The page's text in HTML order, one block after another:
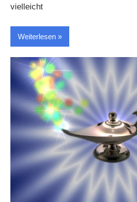
vielleicht
Weiterlesen